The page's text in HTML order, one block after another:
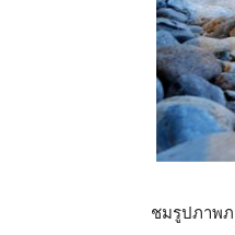
ชมรูปภาพ